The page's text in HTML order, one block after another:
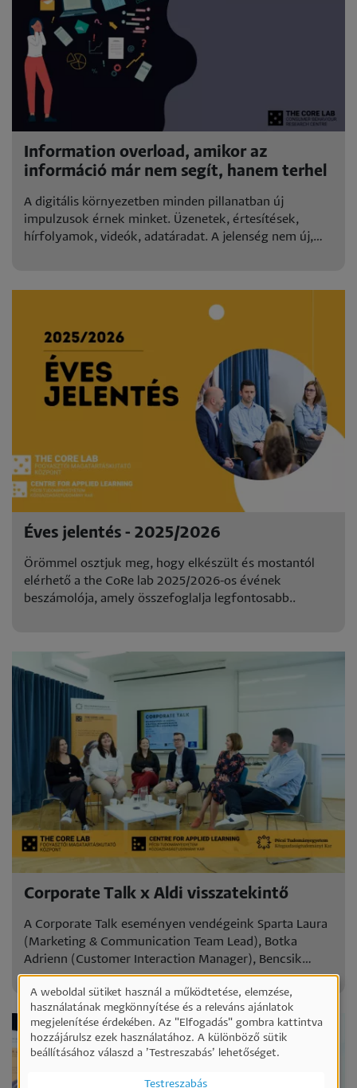
Information overload, amikor az
információ már nem segít, hanem terhel
A digitális környezetben minden pillanatban új
impulzusok érnek minket. Üzenetek, értesítések,
hírfolyamok, videók, adatáradat. A jelenség nem új,
Éves jelentés - 2025/2026
Örömmel osztjuk meg, hogy elkészült és mostantól
elérhető a the CoRe lab 2025/2026-os évének
beszámolója, amely összefoglalja legfontosabb..
Corporate Talk x Aldi visszatekintő
A Corporate Talk eseményen vendégeink Sparta Laura
(Marketing & Communication Team Lead), Botka
Adrienn (Customer Interaction Manager), Bencsik
Diána..
Személyes
adatok
és
A weboldal sütiket használ a működtetése, elemzése,
használatának megkönnyítése és a releváns ajánlatok
megjelenítése érdekében. Az "Elfogadás" gombra kattintva
hozzájárulsz ezek használatához. A különböző sütik
beállításához válaszd a ’Testreszabás’ lehetőséget.
Testreszabás